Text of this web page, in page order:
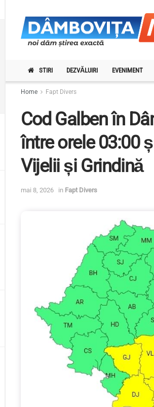
STIRI DEZVĂLUIRI EVENIMENT
Home Fapt Divers
Cod Galben în
între orele 03:00
Vijelii și Grindină
mai 8, 2026 in Fapt Divers